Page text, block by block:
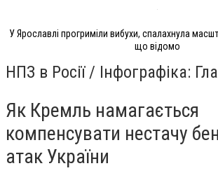
У Ярославлі прогриміли вибухи, спалахнула
що відомо
НПЗ в Росії / Інфографіка:
Як Кремль намагається
компенсувати нестачу
атак України